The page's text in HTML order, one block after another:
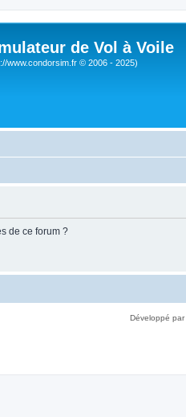
de Vol à Voile
www.condorsim.fr © 2006 - 2025)
de ce forum ?
Développé par